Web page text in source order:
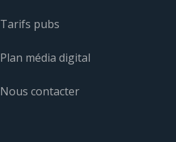
Tarifs pubs
Plan média digital
Nous contacter